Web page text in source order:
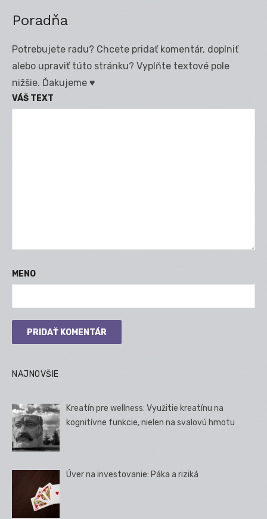
Poradňa
Potrebujete radu? Chcete pridať komentár, doplniť
alebo upraviť túto stránku? Vyplňte textové pole
nižšie. Ďakujeme ♥
VÁŠ TEXT
MENO
NAJNOVŠIE
Kreatín pre wellness: Využitie kreatínu na
kognitívne funkcie, nielen na svalovú hmotu
Úver na investovanie: Páka a riziká